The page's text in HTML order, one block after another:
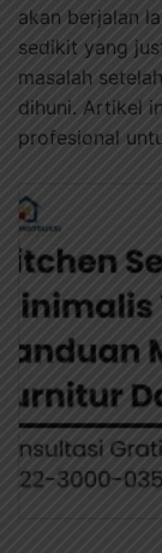
akan berjalan
sedikit yang
masalah
dihuni. Artikel
profesional